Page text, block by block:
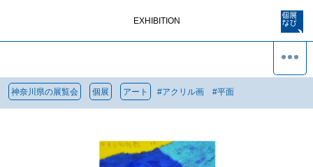
EXHIBITION
神奈川県の展覧会 個展 アート #アクリル画 #平面